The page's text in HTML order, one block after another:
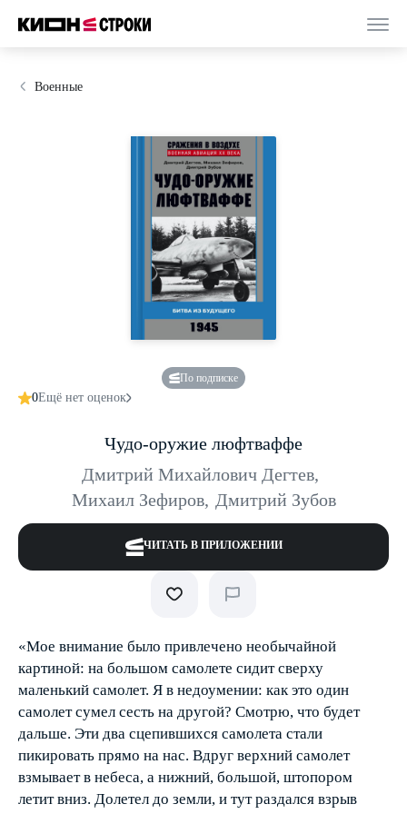
Военные
По подписке
0Ещё нет оценок
Чудо-оружие люфтваффе
Дмитрий Михайлович Дегтев,
Михаил Зефиров, Дмитрий Зубов
ЧИТАТЬ В ПРИЛОЖЕНИИ
«Мое внимание было привлечено необычайной
картиной: на большом самолете сидит сверху
маленький самолет. Я в недоумении: как это один
самолет сумел сесть на другой? Смотрю, что будет
дальше. Эти два сцепившихся самолета стали
пикировать прямо на нас. Вдруг верхний самолет
взмывает в небеса, а нижний, большой, штопором
летит вниз. Долетел до земли, и тут раздался взрыв